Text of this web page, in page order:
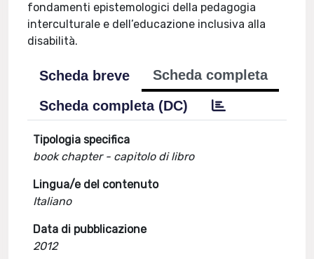
fondamenti epistemologici della pedagogia
interculturale e dell’educazione inclusiva alla
disabilità.
Scheda breve
Scheda completa
Scheda completa (DC)
Tipologia specifica
book chapter - capitolo di libro
Lingua/e del contenuto
Italiano
Data di pubblicazione
2012